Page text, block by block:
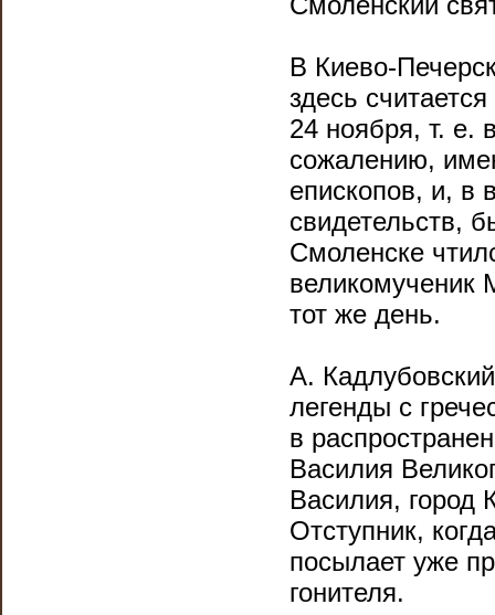
В Киево-
здесь
24 ноября, т. е.
сожалению,
епископов, и, в
свидетельств,
Смоленске
великомученик
тот же день.
А.
легенды с
в
Василия
Василия, город
Отступник,
посылает уже
гонителя.